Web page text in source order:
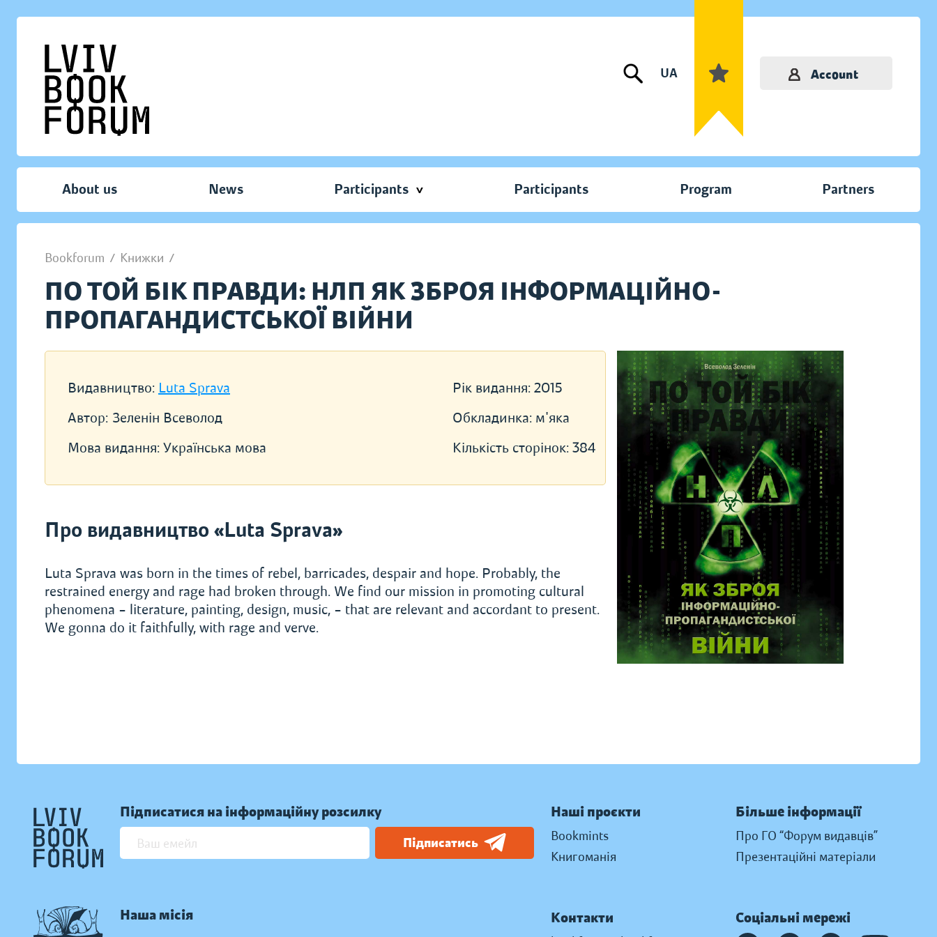
UA Account
About us News Participants Participants Program Partners
Bookforum / Книжки /
ПО ТОЙ БІК ПРАВДИ: НЛП ЯК ЗБРОЯ ІНФОРМАЦІЙНО-
ПРОПАГАНДИСТСЬКОЇ ВІЙНИ
Видавництво: Luta Sprava
Автор: Зеленін Всеволод
Мова видання: Українська мова
Рік видання: 2015
Обкладинка: м'яка
Кількість сторінок: 384
Про видавництво «Luta Sprava»
Luta Sprava was born in the times of rebel, barricades, despair and hope. Probably, the
restrained energy and rage had broken through. We find our mission in promoting cultural
phenomena – literature, painting, design, music, – that are relevant and accordant to present.
We gonna do it faithfully, with rage and verve.
Підписатися на інформаційну розсилку
Підписатись
Наша місія
Наші проєкти
Bookmints
Книгоманія
Більше інформації
Про ГО “Форум видавців”
Презентаційні матеріали
Контакти Соціальні мережі